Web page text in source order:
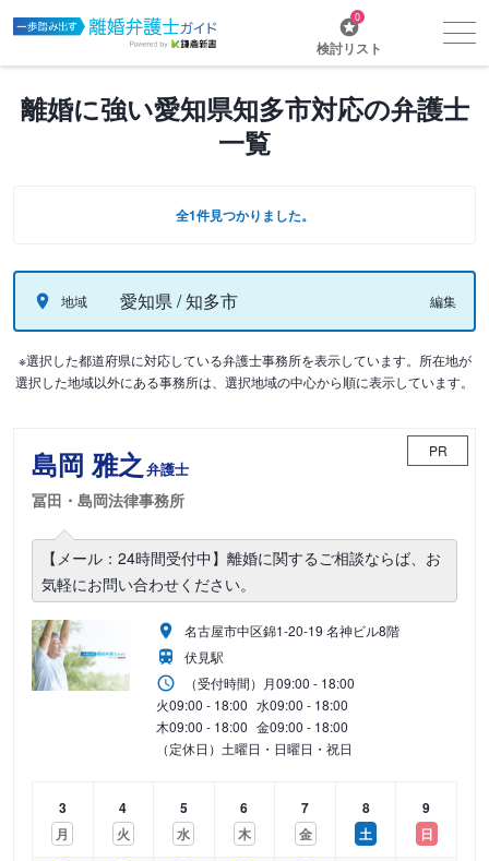
0
検討リスト
離婚に強い愛知県知多市対応の弁護士
一覧
全1件見つかりました。
地域 愛知県 / 知多市 編集
※選択した都道府県に対応している弁護士事務所を表示しています。所在地が
選択した地域以外にある事務所は、選択地域の中心から順に表示しています。
島岡 雅之 弁護士
冨田・島岡法律事務所
PR
【メール：24時間受付中】離婚に関するご相談ならば、お
気軽にお問い合わせください。
名古屋市中区錦1-20-19 名神ビル8階
伏見駅
（受付時間） 月09:00 - 18:00
火09:00 - 18:00 水09:00 - 18:00
木09:00 - 18:00 金09:00 - 18:00
（定休日）土曜日・日曜日・祝日
3
月
4
火
5
水
6
木
7
金
8
土
9
日